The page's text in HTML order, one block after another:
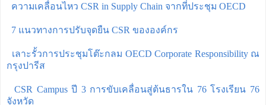
ความเคลื่อนไหว CSR in Supply Chain จากที่ประชุม OECD
7 แนวทางการปรับจุดยืน CSR ขององค์กร
เลาะรั้วการประชุมโต๊ะกลม OECD Corporate Responsibility ณ
กรุงปารีส
CSR Campus ปี 3 การขับเคลื่อนสู่ต้นธารใน 76 โรงเรียน 76
จังหวัด